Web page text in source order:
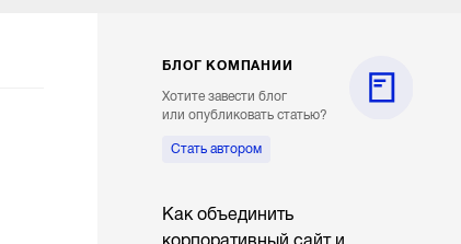
БЛОГ КОМПАНИИ
Хотите завести блог
или опубликовать статью?
Стать автором
Как объединить